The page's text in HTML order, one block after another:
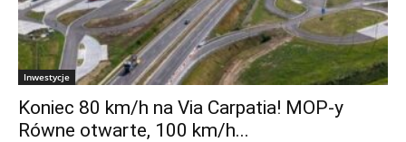
Inwestycje
Koniec 80 km/h na Via Carpatia! MOP-y
Równe otwarte, 100 km/h...